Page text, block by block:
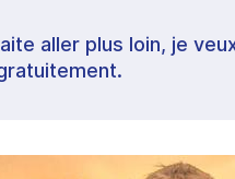
aller plus loin, je